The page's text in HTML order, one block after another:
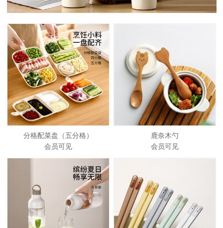
分格配菜盘（五分格）
会员可见
鹿奈木勺
会员可见